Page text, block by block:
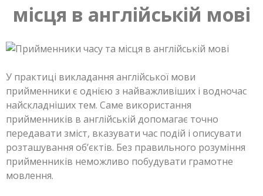
місця в англійській мові
У практиці викладання англійської мови
прийменники є однією з найважливіших і водночас
найскладніших тем. Саме використання
прийменників в англійській допомагає точно
передавати зміст, вказувати час подій і описувати
розташування об’єктів. Без правильного розуміння
прийменників неможливо побудувати грамотне
мовлення.